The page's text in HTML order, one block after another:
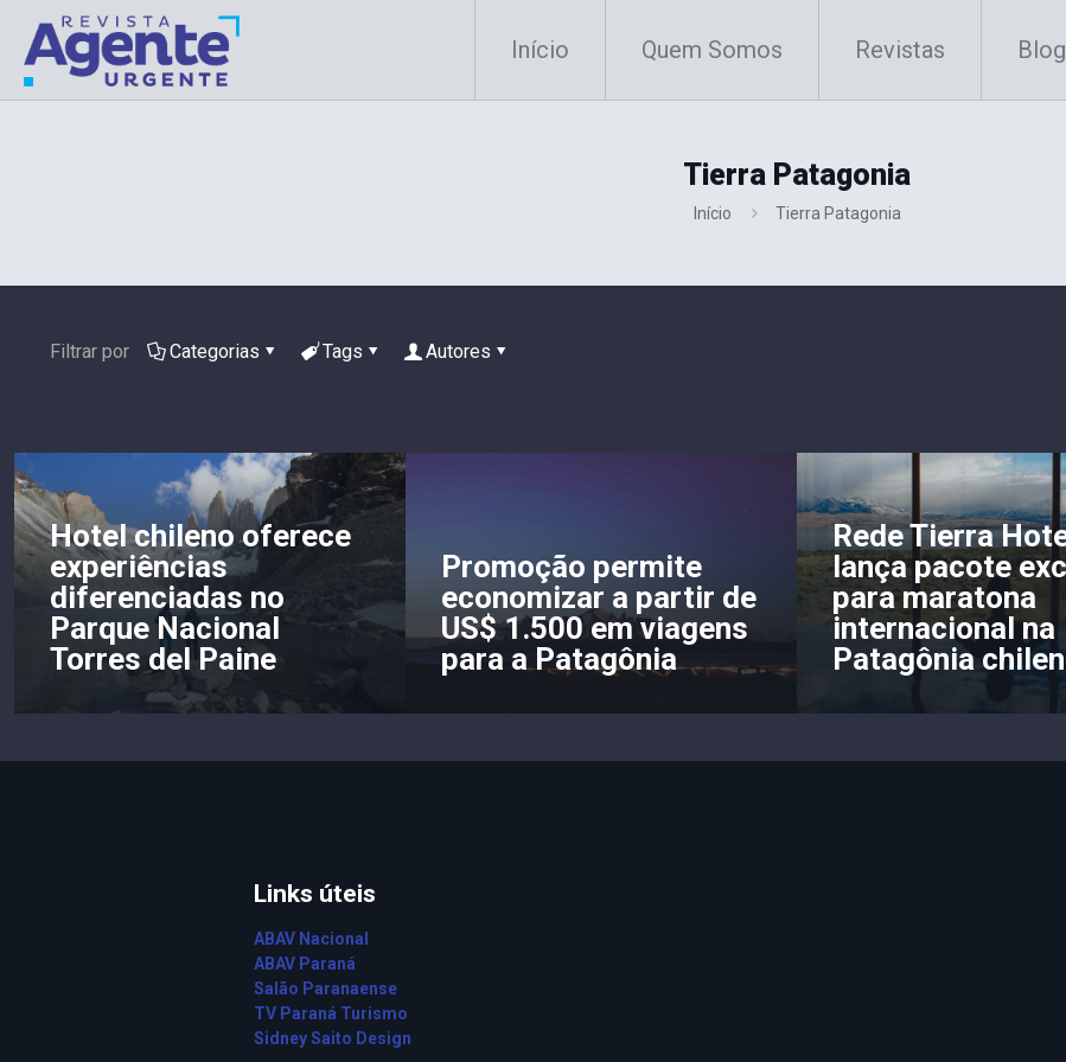
Início Quem Somos Revistas Blog
Tierra Patagonia
Início Tierra Patagonia
Filtrar por Categorias Tags Autores
Hotel chileno oferece
experiências
diferenciadas no
Parque Nacional
Torres del Paine
Promoção permite
economizar a partir de
US$ 1.500 em viagens
para a Patagônia
Rede Tierra
lança pacote
para maratona
internacional na
Patagônia
Links úteis
ABAV Nacional
ABAV Paraná
Salão Paranaense
TV Paraná Turismo
Sidney Saito Design